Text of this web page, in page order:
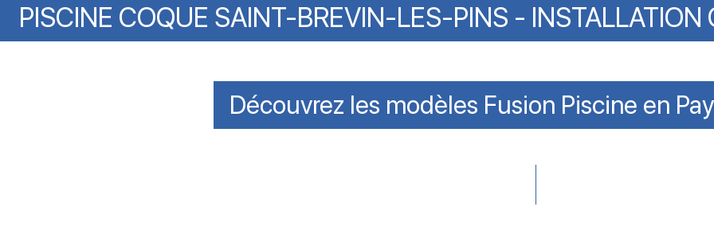
PISCINE COQUE SAINT-BREVIN-LES-PINS - INSTALLATION
Découvrez les modèles Fusion Piscine en